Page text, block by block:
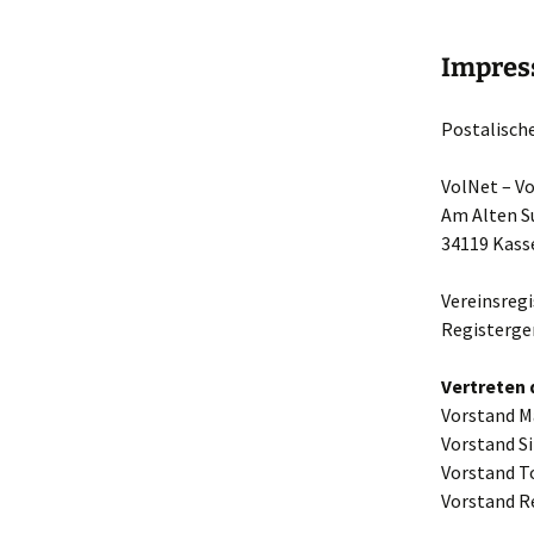
VolNet –
Am Alten
34119
Vertreten
Vorstand
Vorstand
Vorstand
Vorstand